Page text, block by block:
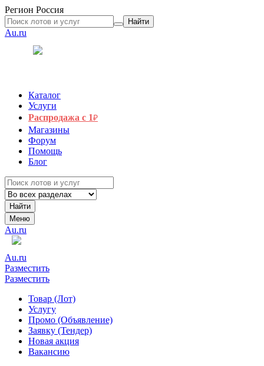
Регион Россия
Найти
Au.ru
Каталог
Услуги
Распродажа с 1₽
Магазины
Форум
Помощь
Блог
Найти
Меню
Au.ru
Au.ru
Разместить
Разместить
Товар (Лот)
Услугу
Промо (Объявление)
Заявку (Тендер)
Новая акция
Вакансию